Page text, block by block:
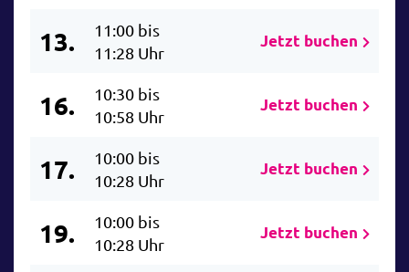
13.
11:00 bis
11:28 Uhr
Jetzt buchen
16.
10:30 bis
10:58 Uhr
Jetzt buchen
17.
10:00 bis
10:28 Uhr
Jetzt buchen
19.
10:00 bis
10:28 Uhr
Jetzt buchen